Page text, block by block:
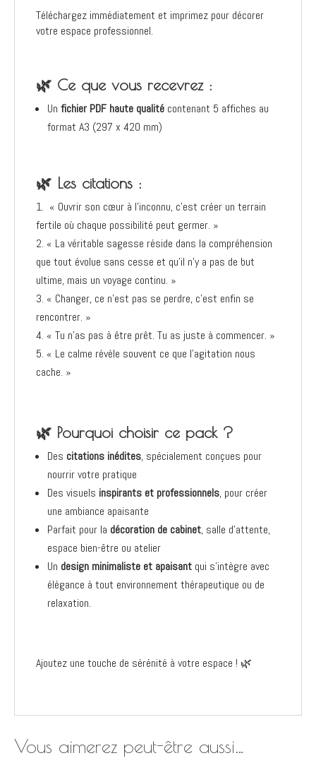
Téléchargez immédiatement et imprimez pour décorer
votre espace professionnel.
🌿 Ce que vous recevrez :
Un fichier PDF haute qualité contenant 5 affiches au
format A3 (297 x 420 mm)
🌿 Les citations :
« Ouvrir son cœur à l’inconnu, c’est créer un terrain
fertile où chaque possibilité peut germer. »
« La véritable sagesse réside dans la compréhension
que tout évolue sans cesse et qu’il n’y a pas de but
ultime, mais un voyage continu. »
« Changer, ce n’est pas se perdre, c’est enfin se
rencontrer. »
« Tu n’as pas à être prêt. Tu as juste à commencer. »
« Le calme révèle souvent ce que l’agitation nous
cache. »
🌿 Pourquoi choisir ce pack ?
Des citations inédites, spécialement conçues pour
nourrir votre pratique
Des visuels inspirants et professionnels, pour créer
une ambiance apaisante
Parfait pour la décoration de cabinet, salle d’attente,
espace bien-être ou atelier
Un design minimaliste et apaisant qui s’intègre avec
élégance à tout environnement thérapeutique ou de
relaxation.
Ajoutez une touche de sérénité à votre espace ! 🌿
Vous aimerez peut-être aussi…